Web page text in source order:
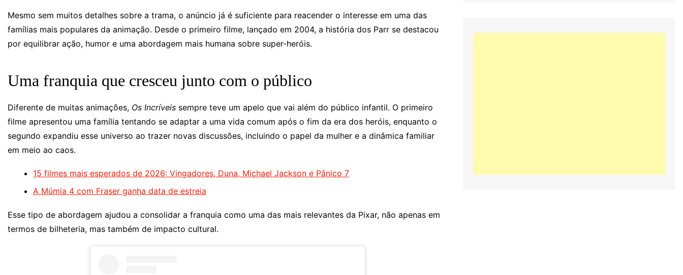
Mesmo sem muitos detalhes sobre a trama, o anúncio já é suficiente para reacender o interesse em uma das
famílias mais populares da animação. Desde o primeiro filme, lançado em 2004, a história dos Parr se destacou
por equilibrar ação, humor e uma abordagem mais humana sobre super-heróis.
Uma franquia que cresceu junto com o público
Diferente de muitas animações, Os Incríveis sempre teve um apelo que vai além do público infantil. O primeiro
filme apresentou uma família tentando se adaptar a uma vida comum após o fim da era dos heróis, enquanto o
segundo expandiu esse universo ao trazer novas discussões, incluindo o papel da mulher e a dinâmica familiar
em meio ao caos.
15 filmes mais esperados de 2026: Vingadores, Duna, Michael Jackson e Pânico 7
A Múmia 4 com Fraser ganha data de estreia
Esse tipo de abordagem ajudou a consolidar a franquia como uma das mais relevantes da Pixar, não apenas em
termos de bilheteria, mas também de impacto cultural.